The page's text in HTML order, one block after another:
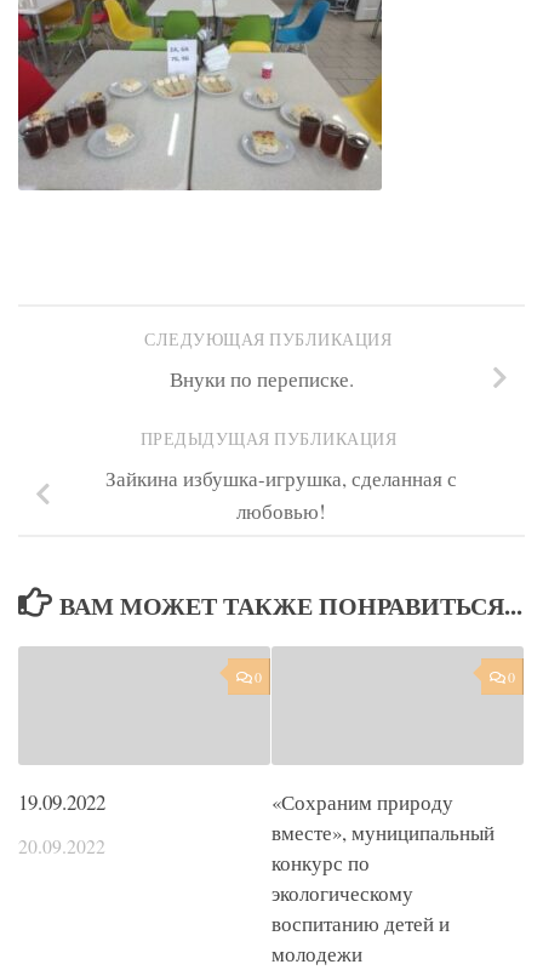
СЛЕДУЮЩАЯ ПУБЛИКАЦИЯ
Внуки по переписке.
ПРЕДЫДУЩАЯ ПУБЛИКАЦИЯ
Зайкина избушка-игрушка, сделанная с
любовью!
ВАМ МОЖЕТ ТАКЖЕ ПОНРАВИТЬСЯ...
0
19.09.2022
20.09.2022
0
«Сохраним природу
вместе», муниципальный
конкурс по
экологическому
воспитанию детей и
молодежи